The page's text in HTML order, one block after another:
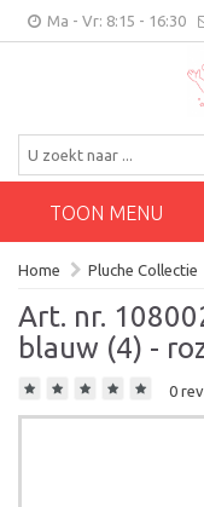
Ma - Vr: 8:15 - 16:30
TOON MENU
Home Pluche Collectie
Art. nr.
blauw (4) -
0